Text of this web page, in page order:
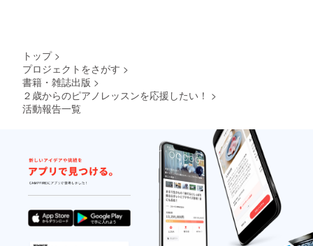
に掲載
可能な
教室名
または
ご氏名
（イニ
シャル
可）を
御入力
くださ
い
トップ >
プロジェクトをさがす >
書籍・雑誌出版 >
２歳からのピアノレッスンを応援したい！ >
活動報告一覧